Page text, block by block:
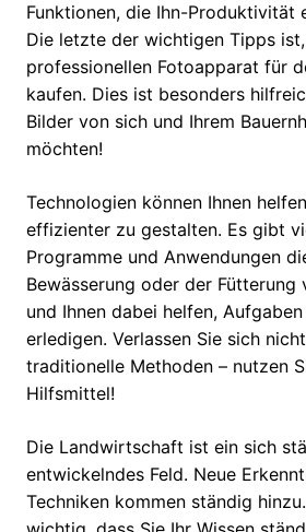
Funktionen, die Ihn-Produktivität
Die letzte der wichtigen Tipps
professionellen Fotoapparat für
kaufen. Dies ist besonders
Bilder von sich und Ihrem
möchten!
Technologien können Ihnen
effizienter zu gestalten. Es gibt
Programme und Anwendungen
Bewässerung oder der Fütterung
und Ihnen dabei helfen,
erledigen. Verlassen Sie sich
traditionelle Methoden – nutzen
Hilfsmittel!
Die Landwirtschaft ist ein sich
entwickelndes Feld. Neue
Techniken kommen ständig